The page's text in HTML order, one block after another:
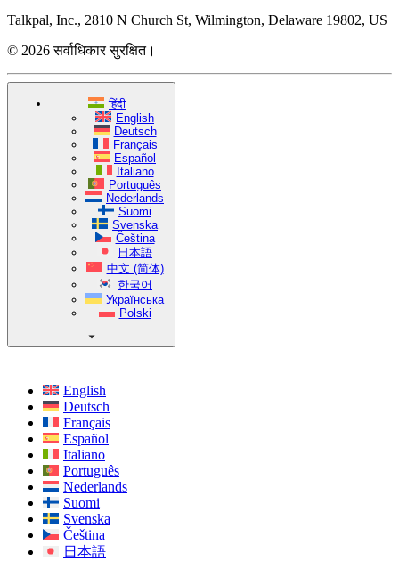
Talkpal, Inc., 2810 N Church St, Wilmington, Delaware 19802, US
© 2026 सर्वाधिकार सुरक्षित।
हिंदी
English
Deutsch
Français
Español
Italiano
Português
Nederlands
Suomi
Svenska
Čeština
日本語
中文 (简体)
한국어
Українська
Polski
English
Deutsch
Français
Español
Italiano
Português
Nederlands
Suomi
Svenska
Čeština
日本語